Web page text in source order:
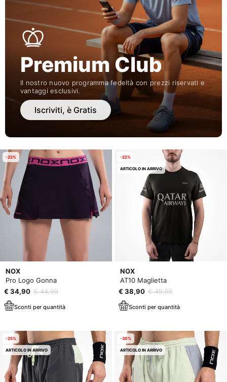
Premium Club
Il nostro nuovo programma fedeltà con prezzi riservati e
vantaggi esclusivi.
Iscriviti, è Gratis
NOX
Pro Logo Gonna
€ 34,90 € 44,99
Sconti per quantità
-22%
NOX
AT10 Maglietta
€ 38,90 € 49,95
Sconti per quantità
-22%
ARTICOLO IN ARRIVO
-25%
ARTICOLO IN ARRIVO
-30%
ARTICOLO IN ARRIVO